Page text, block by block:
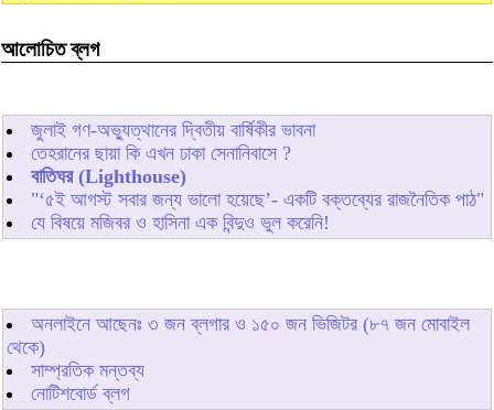
আলোচিত ব্লগ
জুলাই গণ-অভ্যুত্থানের দ্বিতীয় বার্ষিকীর ভাবনা
তেহরানের ছায়া কি এখন ঢাকা সেনানিবাসে ?
বাতিঘর (Lighthouse)
"‘৫ই আগস্ট সবার জন্য ভালো হয়েছে’- একটি বক্তব্যের রাজনৈতিক পাঠ"
যে বিষয়ে মজিবর ও হাসিনা এক বিন্দুও ভুল করেনি!
অনলাইনে আছেনঃ ৩ জন ব্লগার ও ১৫০ জন ভিজিটর (৮৭ জন মোবাইল
থেকে)
সাম্প্রতিক মন্তব্য
নোটিশবোর্ড ব্লগ